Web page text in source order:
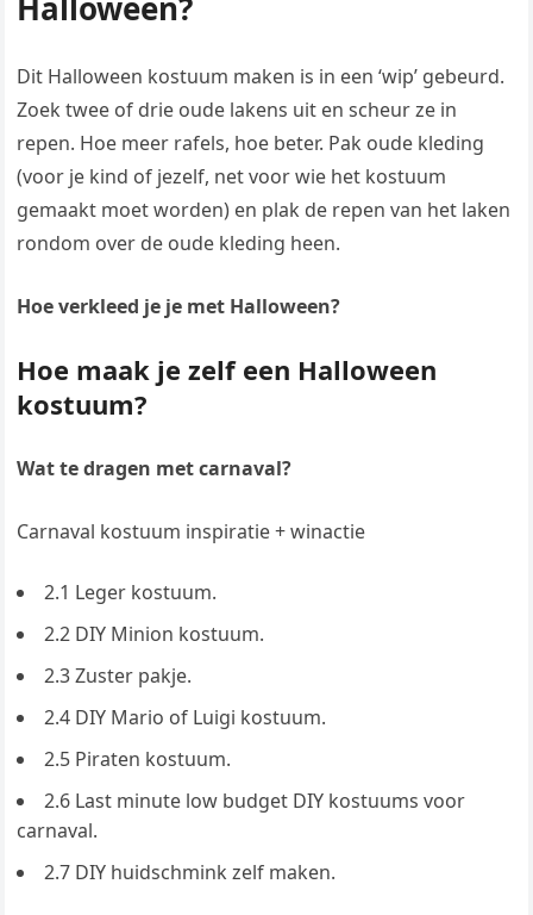
Halloween?
Dit Halloween kostuum maken is in een ‘wip’ gebeurd.
Zoek twee of drie oude lakens uit en scheur ze in
repen. Hoe meer rafels, hoe beter. Pak oude kleding
(voor je kind of jezelf, net voor wie het kostuum
gemaakt moet worden) en plak de repen van het laken
rondom over de oude kleding heen.
Hoe verkleed je je met Halloween?
Hoe maak je zelf een Halloween
kostuum?
Wat te dragen met carnaval?
Carnaval kostuum inspiratie + winactie
2.1 Leger kostuum.
2.2 DIY Minion kostuum.
2.3 Zuster pakje.
2.4 DIY Mario of Luigi kostuum.
2.5 Piraten kostuum.
2.6 Last minute low budget DIY kostuums voor
carnaval.
2.7 DIY huidschmink zelf maken.